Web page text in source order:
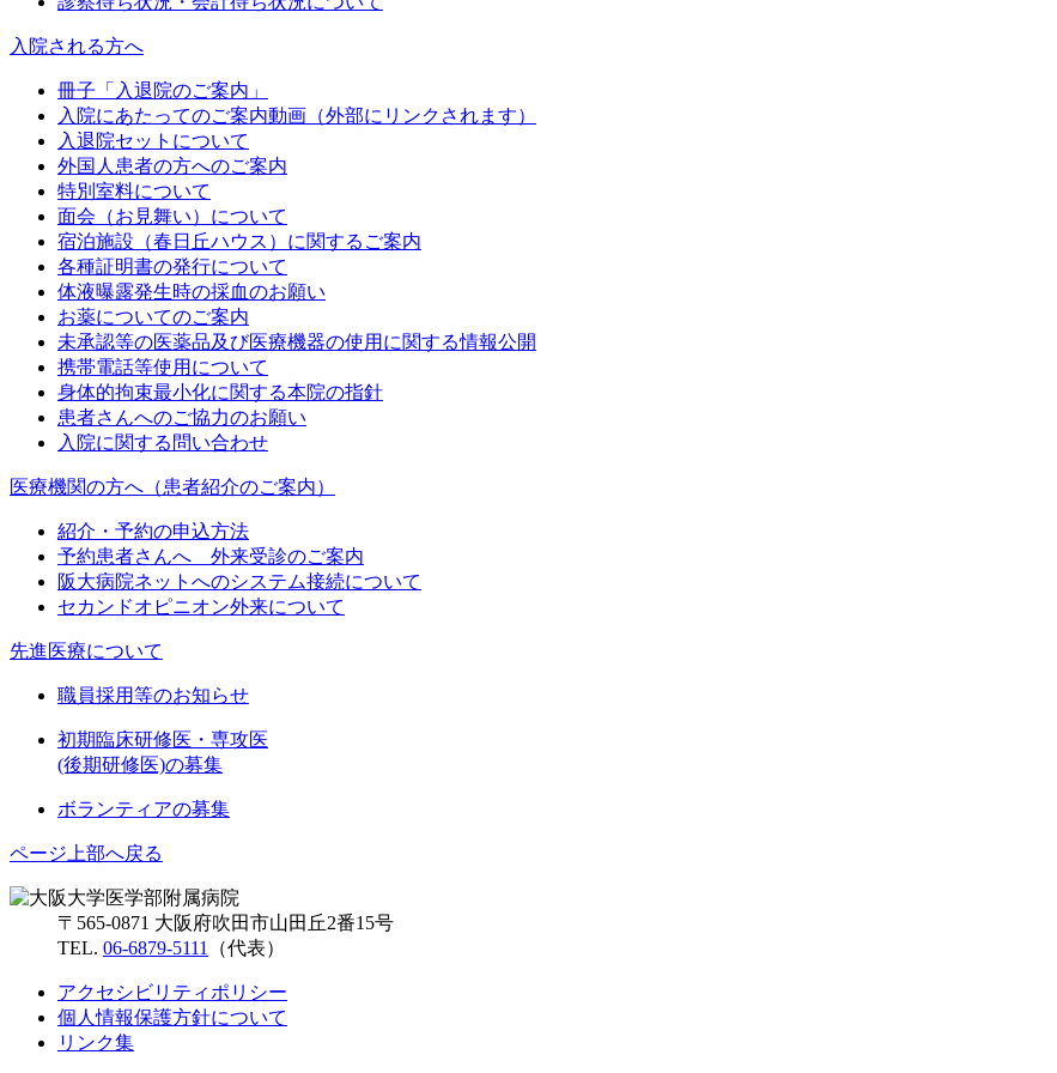
入院される方へ
冊子「入退院のご案内」
入院にあたってのご案内動画（外部にリンクされます）
入退院セットについて
外国人患者の方へのご案内
特別室料について
面会（お見舞い）について
宿泊施設（春日丘ハウス）に関するご案内
各種証明書の発行について
体液曝露発生時の採血のお願い
お薬についてのご案内
未承認等の医薬品及び医療機器の使用に関する情報公開
携帯電話等使用について
身体的拘束最小化に関する本院の指針
患者さんへのご協力のお願い
入院に関する問い合わせ
医療機関の方へ（患者紹介のご案内）
紹介・予約の申込方法
予約患者さんへ 外来受診のご案内
阪大病院ネットへのシステム接続について
セカンドオピニオン外来について
先進医療について
職員採用等のお知らせ
初期臨床研修医・専攻医
(後期研修医)の募集
ボランティアの募集
ページ上部へ戻る
〒565-0871 大阪府吹田市山田丘2番15号
TEL. 06-6879-5111 （代表）
アクセシビリティポリシー
個人情報保護方針について
リンク集